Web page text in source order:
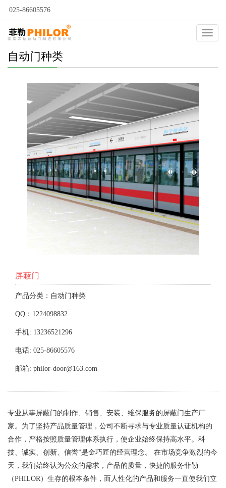
025-86605576
自动门种类
屏蔽门
产品分类：自动门种类
QQ：1224098832
手机: 13236521296
电话: 025-86605576
邮箱: philor-door@163.com
专业从事屏蔽门的制作、销售、安装、维保服务的屏蔽门生产厂
家。为了坚持产品质量管理，公司不断寻求与专业质量认证机构的
合作，严格按照质量管理体系执行，使企业始终保持高水平。科
技、诚实、创新、信誉”是金巧匠的经营理念。 在市场竞争激烈的今
天，我们始终认为公众的需求，产品的质量，快捷的服务菲勒
（PHILOR）生存的根本条件，而人性化的产品和服务一直使我们立